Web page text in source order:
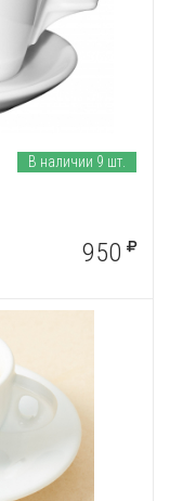
В наличии 9 шт.
950